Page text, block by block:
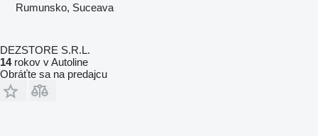
Rumunsko, Suceava
DEZSTORE S.R.L.
14rokov v Autoline
Obráťte sa na predajcu